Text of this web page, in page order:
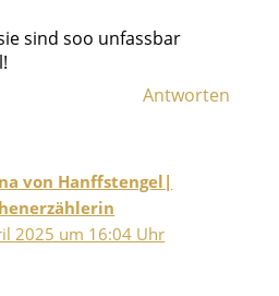
sind soo unfassbar
Antworten
von Hanffstengel|
2025 um 16:04 Uhr